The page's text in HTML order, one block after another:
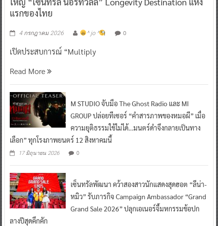
แรกของไทย
4 กรกฎาคม 2026 ^ jo ^ 0
เปิดประสบการณ์ “Multiply
Read More
M STUDIO จับมือ The Ghost Radio และ MI
GROUP ปล่อยทีเซอร์ “คำสารภาพของหมอผี” เมื่อ
ความยุติธรรมใช้ไม่ได้…มนตร์ดำจึงกลายเป็นทาง
เลือก” ทุกโรงภาพยนตร์ 12 สิงหาคมนี้
17 มิถุนายน 2026 0
เซ็นทรัลพัฒนา คว้าสองสาวนักแสดงสุดฮอต “ลีน่า-
หมิว” รับภารกิจ Campaign Ambassador “Grand
Grand Sale 2026” ปลุกเอเนอร์จี้มหกรรมช้อปก
ลางปีสุดคึกคัก